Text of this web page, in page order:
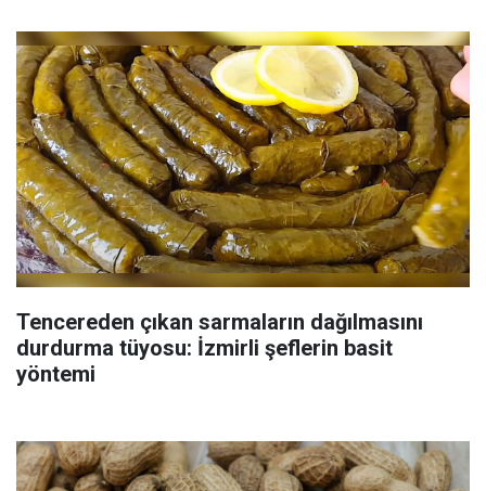
Tencereden çıkan sarmaların dağılmasını
durdurma tüyosu: İzmirli şeflerin basit
yöntemi